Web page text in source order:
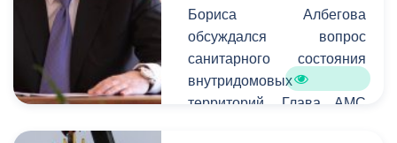
Бориса Албегова
обсуждался вопрос
санитарного состояния
внутридомовых
территорий. Глава АМС